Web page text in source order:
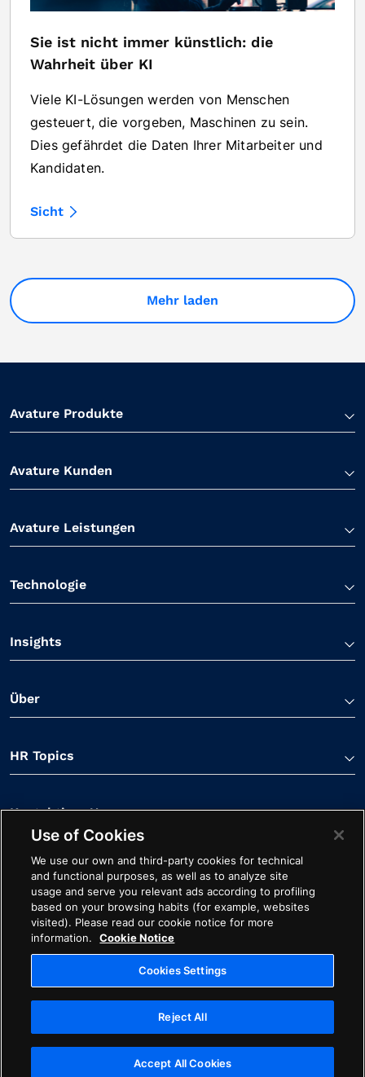
Sie ist nicht immer künstlich: die
Wahrheit über KI
Viele KI-Lösungen werden von Menschen
gesteuert, die vorgeben, Maschinen zu sein.
Dies gefährdet die Daten Ihrer Mitarbeiter und
Kandidaten.
Sicht
Mehr laden
Avature Produkte
Avature Kunden
Avature Leistungen
Technologie
Insights
Über
HR Topics
Kontaktiere Uns
Linkedin Verknüpfung
Spotify Verknüpfung
Youtube Verknüpfung
Apple Podcasts
Facebook
Ethik
Datenschutz Rechtliches
Cookies Settings
Urheberrechte © ©2026 Avature. Alle Rechte vorbehalten
Use of Cookies
We use our own and third-party cookies for technical
and functional purposes, as well as to analyze site
usage and serve you relevant ads according to profiling
based on your browsing habits (for example, websites
visited). Please read our cookie notice for more
information.
Cookie Notice
Cookies Settings
Reject All
Accept All Cookies